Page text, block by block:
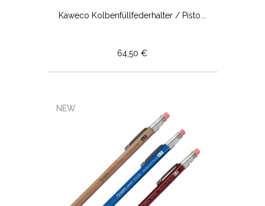
Kaweco Kolbenfüllfederhalter / Pisto...
64,50 €
NEW